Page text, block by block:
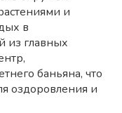
и
в
из главных
баньяна, что
оздоровления и